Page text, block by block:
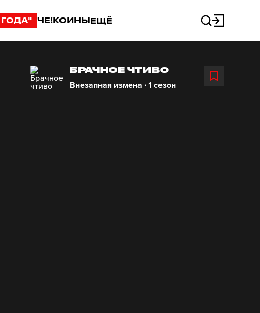
ЧЕ!КОИНЫЕЩЁ
БРАЧНОЕ ЧТИВО
Внезапная измена ∙ 1 сезон